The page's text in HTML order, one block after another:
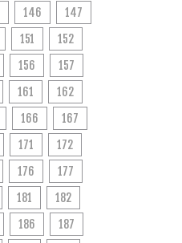
146
147
151
152
156
157
161
162
166
167
171
172
176
177
181
182
186
187